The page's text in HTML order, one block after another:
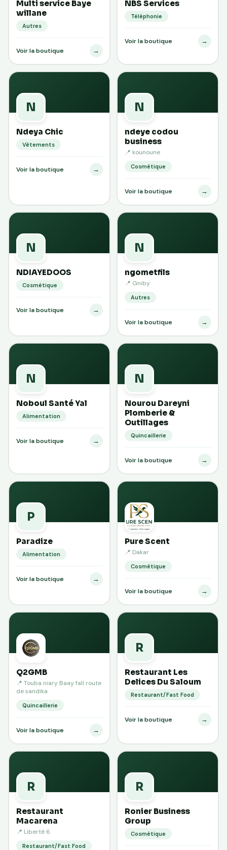
Multi service Baye
willane
Autres
Voir la boutique →
NBS Services
Téléphonie
Voir la boutique →
N
Ndeya Chic
Vêtements
Voir la boutique →
N
ndeye codou
business
📍 kounoune
Cosmétique
Voir la boutique →
N
NDIAYEDOOS
Cosmétique
Voir la boutique →
N
ngometfils
📍 Gniby
Autres
Voir la boutique →
N
Noboul Santé Yal
Alimentation
Voir la boutique →
N
Nourou Dareyni
Plomberie &
Outillages
Quincaillerie
Voir la boutique →
P
Paradize
Alimentation
Voir la boutique →
Pure Scent
📍 Dakar
Cosmétique
Voir la boutique →
Q2GMB
📍 Touba niary Baay fall route
de sandika
Quincaillerie
Voir la boutique →
R
Restaurant Les
Delices Du Saloum
Restaurant/Fast Food
Voir la boutique →
R
Restaurant
Macarena
📍 Liberté 6
Restaurant/Fast Food
R
Ronier Business
Group
Cosmétique